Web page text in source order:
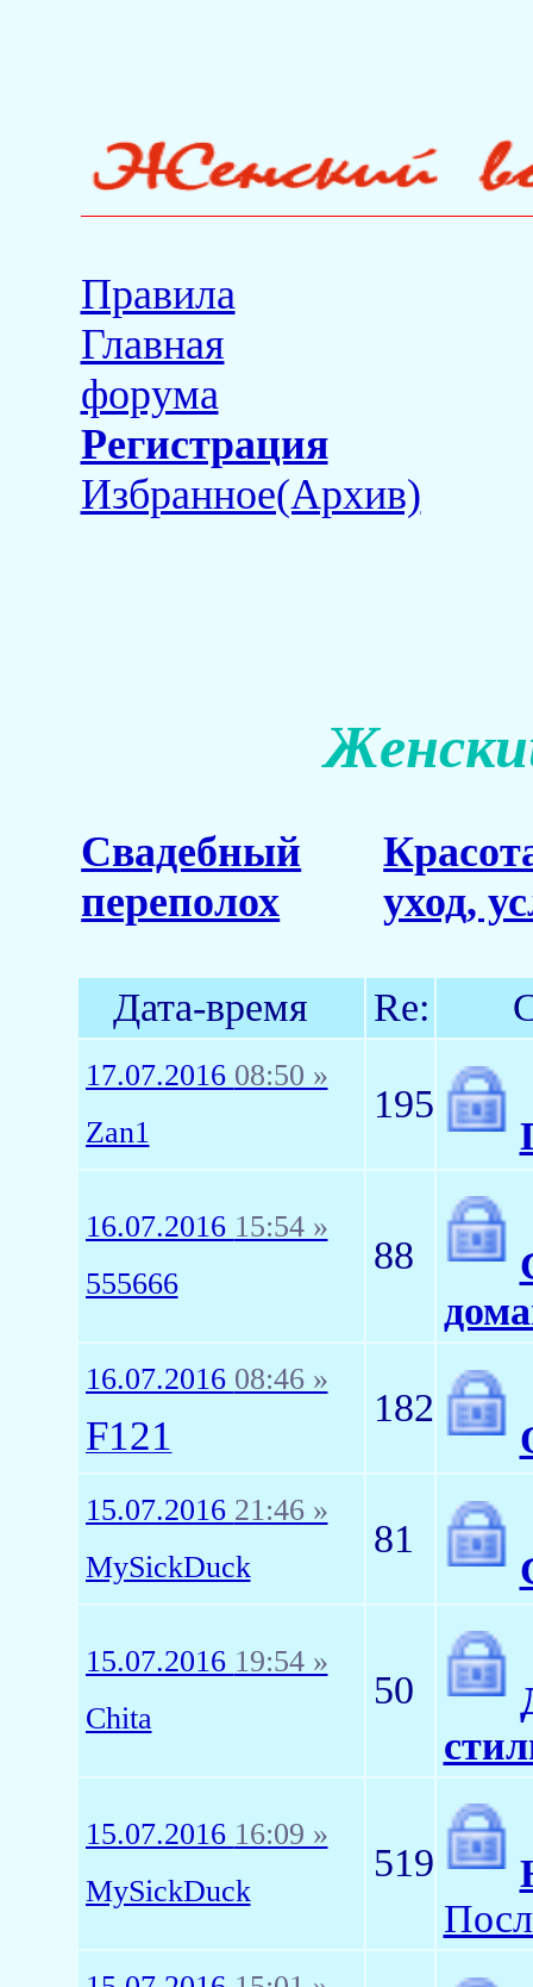
Правила
Главная
форума
Регистрация
Избранное(Архив)
Свадебный
переполох
уход,
Дата-время Re:
17.07.2016 08:50 »
Zan1
195
16.07.2016 15:54 »
555666
88
16.07.2016 08:46 »
F121
182
15.07.2016 21:46 »
MySickDuck
81
15.07.2016 19:54 »
Chita
50
15.07.2016 16:09 »
MySickDuck
519